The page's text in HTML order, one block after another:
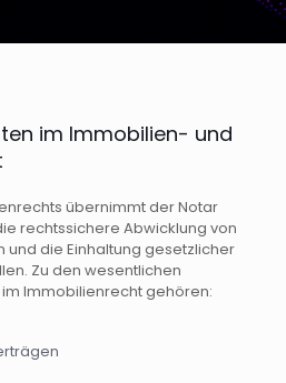
im Immobilien- und
übernimmt der Notar
rechtssichere Abwicklung von
die Einhaltung gesetzlicher
Zu den wesentlichen
Immobilienrecht gehören: